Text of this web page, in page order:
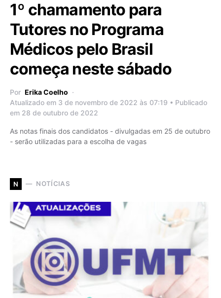
1º chamamento para
Tutores no Programa
Médicos pelo Brasil
começa neste sábado
Por Erika Coelho
Atualizado em 3 de novembro de 2022 às 07:19 • Publicado
em 28 de outubro de 2022
As notas finais dos candidatos - divulgadas em 25 de outubro
- serão utilizadas para a escolha de vagas
N NOTÍCIAS